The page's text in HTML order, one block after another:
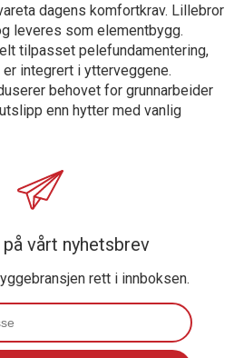
dagens komfortkrav. Lillebror
leveres som elementbygg.
tilpasset pelefundamentering,
integrert i ytterveggene.
behovet for grunnarbeider
enn hytter med vanlig
vårt nyhetsbrev
rett i innboksen.